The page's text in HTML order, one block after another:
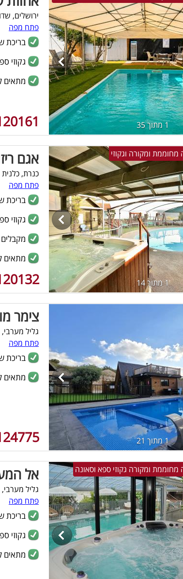
1 מתוך 35
ירושלים,
פתח מפה
בריכת
גקוזי
מתאים
1 מתוך 14
אגם
כנרת, כלנית
פתח מפה
בריכת
גקוזי
מקבלים
מתאים
1 מתוך 21
צימר
גליל מערבי,
פתח מפה
בריכת
מתאים
אל
גליל מערבי,
פתח מפה
בריכת
גקוזי
מתאים